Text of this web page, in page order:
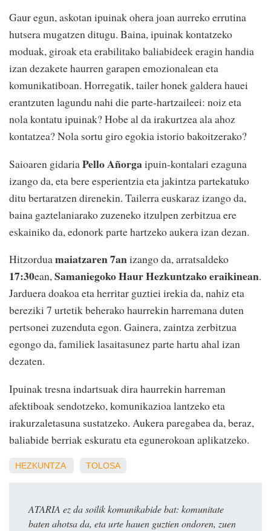
Gaur egun, askotan ipuinak ohera joan aurreko errutina
hutsera mugatzen ditugu. Baina, ipuinak kontatzeko
moduak, giroak eta erabilitako baliabideek eragin handia
izan dezakete haurren garapen emozionalean eta
komunikatiboan. Horregatik, tailer honek galdera hauei
erantzuten lagundu nahi die parte-hartzaileei: noiz eta
nola kontatu ipuinak? Hobe al da irakurtzea ala ahoz
kontatzea? Nola sortu giro egokia istorio bakoitzerako?
Saioaren gidariaPello Añorgaipuin-kontalari ezaguna
izango da, eta bere esperientzia eta jakintza partekatuko
ditu bertaratzen direnekin. Tailerra euskaraz izango da,
baina gaztelaniarako zuzeneko itzulpen zerbitzua ere
eskainiko da, edonork parte hartzeko aukera izan dezan.
Hitzorduamaiatzaren 7anizango da, arratsaldeko
17:30ean,Samaniegoko Haur Hezkuntzako eraikinean.
Jarduera doakoa eta herritar guztiei irekia da, nahiz eta
bereziki 7 urtetik beherako haurrekin harremana duten
pertsonei zuzenduta egon. Gainera, zaintza zerbitzua
egongo da, familiek lasaitasunez parte hartu ahal izan
dezaten.
Ipuinak tresna indartsuak dira haurrekin harreman
afektiboak sendotzeko, komunikazioa lantzeko eta
irakurzaletasuna sustatzeko. Aukera paregabea da, beraz,
baliabide berriak eskuratu eta egunerokoan aplikatzeko.
HEZKUNTZA TOLOSA
ATARIA ez da soilik komunikabide bat: komunitate
baten ahotsa da, eta urte hauen guztien ondoren, zuen